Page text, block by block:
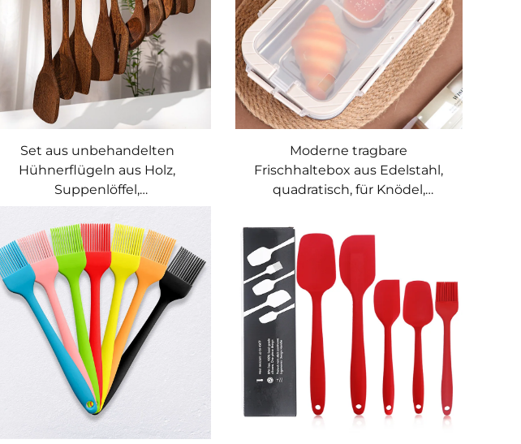
Set aus unbehandelten
Hühnerflügeln aus Holz,
Suppenlöffel,
Bratpfannenwender und Spatel
für den Haushalt, beschichtete
Küchenutensilien
Moderne tragbare
Frischhaltebox aus Edelstahl,
quadratisch, für Knödel,
verschließbar zur
Aufbewahrung von
Lebensmitteln